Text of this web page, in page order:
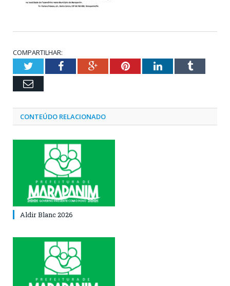
COMPARTILHAR:
TwitterFacebookGoogle+PinterestLinkedInTumblr
Email
CONTEÚDO RELACIONADO
Aldir Blanc 2026